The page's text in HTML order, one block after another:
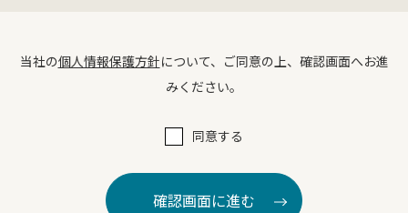
当社の個人情報保護方針について、ご同意の上、確認画面へお進
みください。
同意する
確認画面に進む